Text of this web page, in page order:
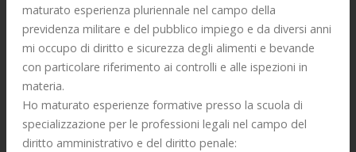
maturato esperienza pluriennale nel campo della
previdenza militare e del pubblico impiego e da diversi anni
mi occupo di diritto e sicurezza degli alimenti e bevande
con particolare riferimento ai controlli e alle ispezioni in
materia.
Ho maturato esperienze formative presso la scuola di
specializzazione per le professioni legali nel campo del
diritto amministrativo e del diritto penale: